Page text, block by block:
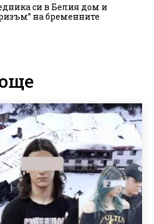
си в Белия дом и
на бременните